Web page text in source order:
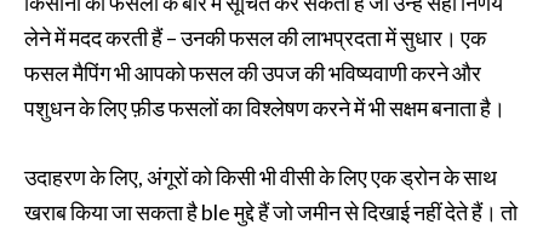
लेने में मदद करती हैं – उनकी फसल की लाभप्रदता में सुधार। एक
फसल मैपिंग भी आपको फसल की उपज की भविष्यवाणी करने और
पशुधन के लिए फ़ीड फसलों का विश्लेषण करने में भी सक्षम बनाता है।
उदाहरण के लिए, अंगूरों को किसी भी वीसी के लिए एक ड्रोन के साथ
खराब किया जा सकता है ble मुद्दे हैं जो जमीन से दिखाई नहीं देते हैं। तो